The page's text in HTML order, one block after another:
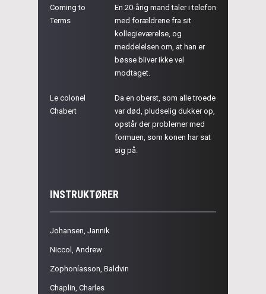
Coming to
Terms
En 20-årig mand taler i telefon
med forældrene fra sit
kollegieværelse, og
meddelelsen om, at han er
bøsse bliver ikke vel
modtaget.
Le colonel
Chabert
Da en oberst, som alle troede
var død, pludselig dukker op,
opstår der problemer med
formuen, som konen har sat
sig på.
INSTRUKTØRER
Johansen, Jannik
Niccol, Andrew
Zophoníasson, Baldvin
Chaplin, Charles